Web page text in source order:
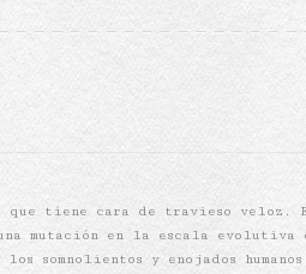
tiene cara de travieso veloz.
mutación en la escala
somnolientos y enojados